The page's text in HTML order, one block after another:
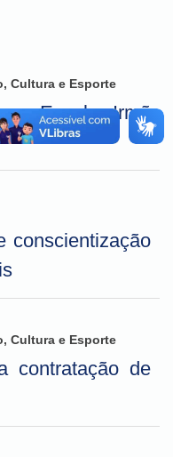
Cultura e Esporte
- Escola Irmã
conscientização
Cultura e Esporte
contratação de